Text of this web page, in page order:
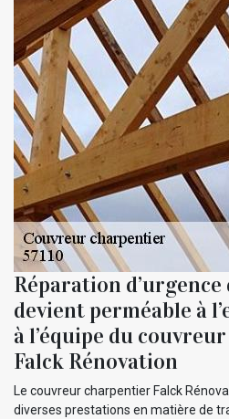
Réparation
devient perméable à
à l’équipe du
Falck Rénovation
Le couvreur charpentier Falck
diverses prestations en matière de